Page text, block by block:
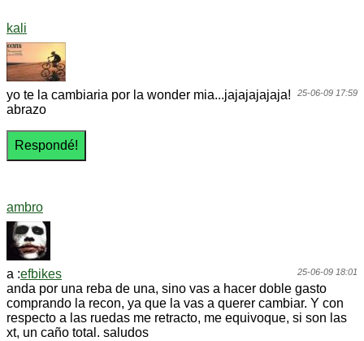
kali
25-06-09 17:59
yo te la cambiaria por la wonder mia...jajajajajaja!
abrazo
ambro
25-06-09 18:01
a :efbikes
anda por una reba de una, sino vas a hacer doble gasto
comprando la recon, ya que la vas a querer cambiar. Y con
respecto a las ruedas me retracto, me equivoque, si son las
xt, un caño total. saludos